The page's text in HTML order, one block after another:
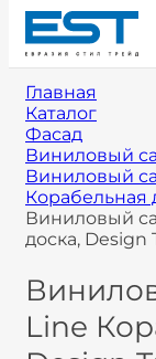
Главная
Каталог
Фасад
Виниловый
Виниловый
Корабельная
Виниловый
доска, Design
Line